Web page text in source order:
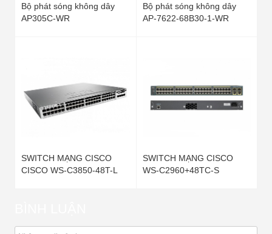
Bộ phát sóng không dây
AP305C-WR
Bộ phát sóng không dây
AP-7622-68B30-1-WR
SWITCH MẠNG CISCO
CISCO WS-C3850-48T-L
SWITCH MẠNG CISCO
WS-C2960+48TC-S